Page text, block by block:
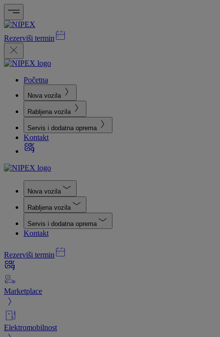
Rezerviši termin
Početna
Nova vozila
Rabljena vozila
Servis i dodatna oprema
Kontakt
Nova vozila
Rabljena vozila
Servis i dodatna oprema
Kontakt
Rezerviši termin
Marketplace
Elektromobilnost